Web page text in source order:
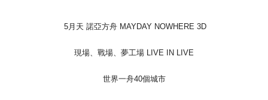
5月天 諾亞方舟 MAYDAY NOWHERE 3D
現場、戰場、夢工場 LIVE IN LIVE
世界一舟40個城市